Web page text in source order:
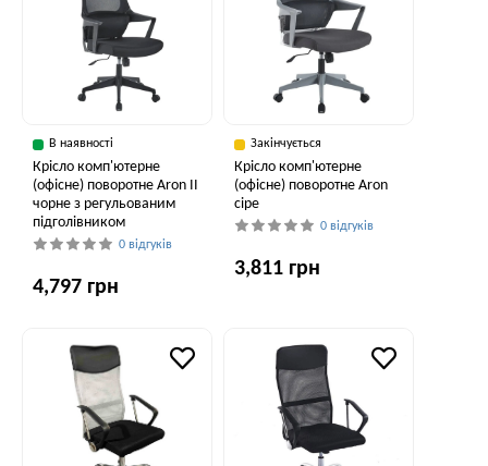
В наявності
Крісло комп'ютерне
(офісне) поворотне Aron II
чорне з регульованим
підголівником
0 відгуків
4,797 грн
Закінчується
Крісло комп'ютерне
(офісне) поворотне Aron
сіре
0 відгуків
3,811 грн